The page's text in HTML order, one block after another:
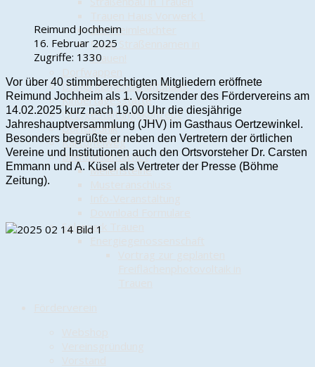
Der Heimleuchter
Neue Straßennamen in
Trauen!
Dörfergemeinschaftshaus
Kindertagesstätte
Ortsgestaltungskonzept
Dorfchronik
Kartoffelweg
Breitbandinternet
Meilensteine
Solarpark Trauen
Reimund Jochheim
16. Februar 2025
Zugriffe: 1330
Vor über 40 stimmberechtigten Mitgliedern eröffnete
Reimund Jochheim als 1. Vorsitzender des Fördervereins am
14.02.2025 kurz nach 19.00 Uhr die diesjährige
Jahreshauptversammlung (JHV) im Gasthaus Oertzewinkel.
Besonders begrüßte er neben den Vertretern der örtlichen
Vereine und Institutionen auch den Ortsvorsteher Dr. Carsten
Emmann und A. Küsel als Vertreter der Presse (Böhme
Zeitung).